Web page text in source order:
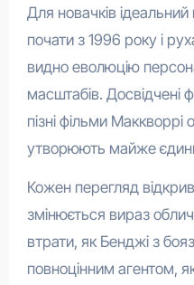
Для новачків
почати з 1996 року і
видно еволюцію
масштабів. Досвідчені
пізні фільми
утворюють майже
Кожен перегляд
змінюється вираз
втрати, як Бенджі з
повноцінним агентом,